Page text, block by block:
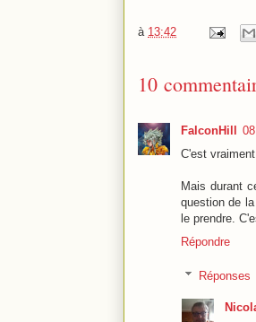
à 13:42
10
FalconHill
C'est
Mais durant
question de
le prendre.
Répondre
Réponses